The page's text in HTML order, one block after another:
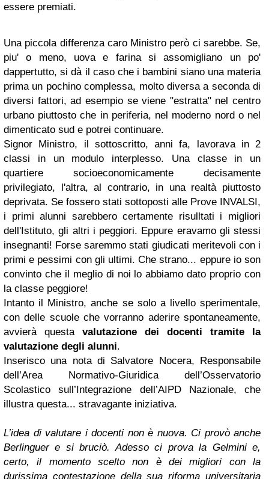
essere premiati.
Una piccola differenza caro Ministro però ci sarebbe. Se,
piu' o meno, uova e farina si assomigliano un po'
dappertutto, si dà il caso che i bambini siano una materia
prima un pochino complessa, molto diversa a seconda di
diversi fattori, ad esempio se viene "estratta" nel centro
urbano piuttosto che in periferia, nel moderno nord o nel
dimenticato sud e potrei continuare.
Signor Ministro, il sottoscritto, anni fa, lavorava in 2
classi in un modulo interplesso. Una classe in un
quartiere socioeconomicamente decisamente
privilegiato, l'altra, al contrario, in una realtà piuttosto
deprivata. Se fossero stati sottoposti alle Prove INVALSI,
i primi alunni sarebbero certamente risulltati i migliori
dell'Istituto, gli altri i peggiori. Eppure eravamo gli stessi
insegnanti! Forse saremmo stati giudicati meritevoli con i
primi e pessimi con gli ultimi. Che strano... eppure io son
convinto che il meglio di noi lo abbiamo dato proprio con
la classe peggiore!
Intanto il Ministro, anche se solo a livello sperimentale,
con delle scuole che vorranno aderire spontaneamente,
avvierà questa valutazione dei docenti tramite la
valutazione degli alunni.
Inserisco una nota di Salvatore Nocera, Responsabile
dell’Area Normativo-Giuridica dell’Osservatorio
Scolastico sull’Integrazione dell’AIPD Nazionale, che
illustra questa... stravagante iniziativa.
L’idea di valutare i docenti non è nuova. Ci provò anche
Berlinguer e si bruciò. Adesso ci prova la Gelmini e,
certo, il momento scelto non è dei migliori con la
durissima contestazione della sua riforma universitaria